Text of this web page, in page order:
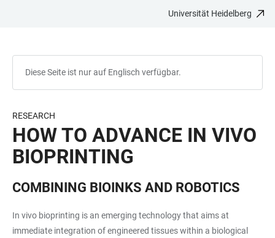
Universität Heidelberg
Diese Seite ist nur auf Englisch verfügbar.
RESEARCH
HOW TO ADVANCE IN VIVO
BIOPRINTING
COMBINING BIOINKS AND ROBOTICS
In vivo bioprinting is an emerging technology that aims at
immediate integration of engineered tissues within a biological